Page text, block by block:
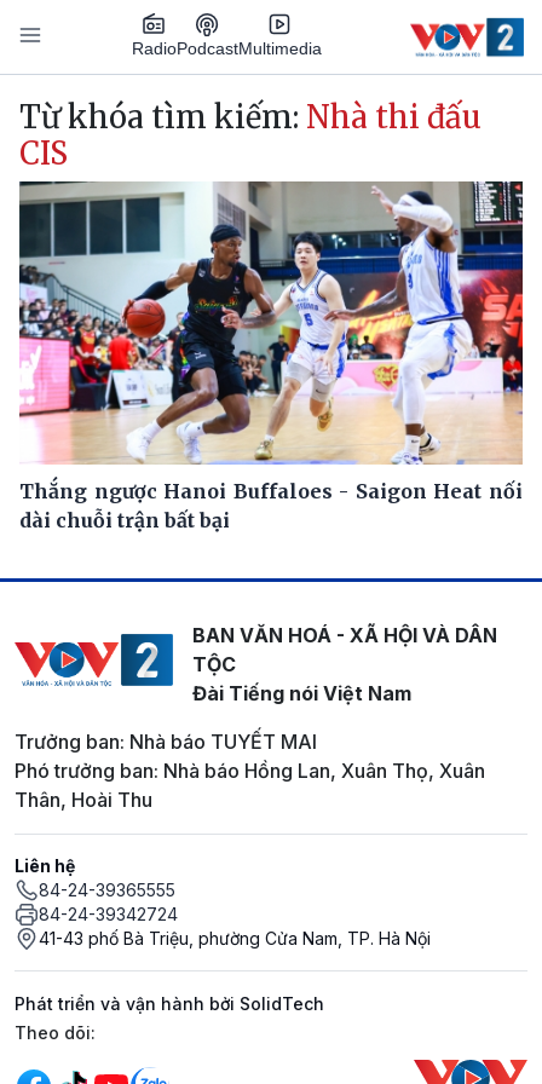
Nhảy đến nội dung
RadioPodcastMultimedia
Main navigation
Từ khóa tìm kiếm: Nhà thi đấu
CIS
Thắng ngược Hanoi Buffaloes - Saigon Heat nối
dài chuỗi trận bất bại
BAN VĂN HOÁ - XÃ HỘI VÀ DÂN
TỘC
Đài Tiếng nói Việt Nam
Trưởng ban: Nhà báo TUYẾT MAI
Phó trưởng ban: Nhà báo Hồng Lan, Xuân Thọ, Xuân
Thân, Hoài Thu
Liên hệ
84-24-39365555
84-24-39342724
41-43 phố Bà Triệu, phường Cửa Nam, TP. Hà Nội
Phát triển và vận hành bởi SolidTech
Mạng xã hội
Theo dõi: